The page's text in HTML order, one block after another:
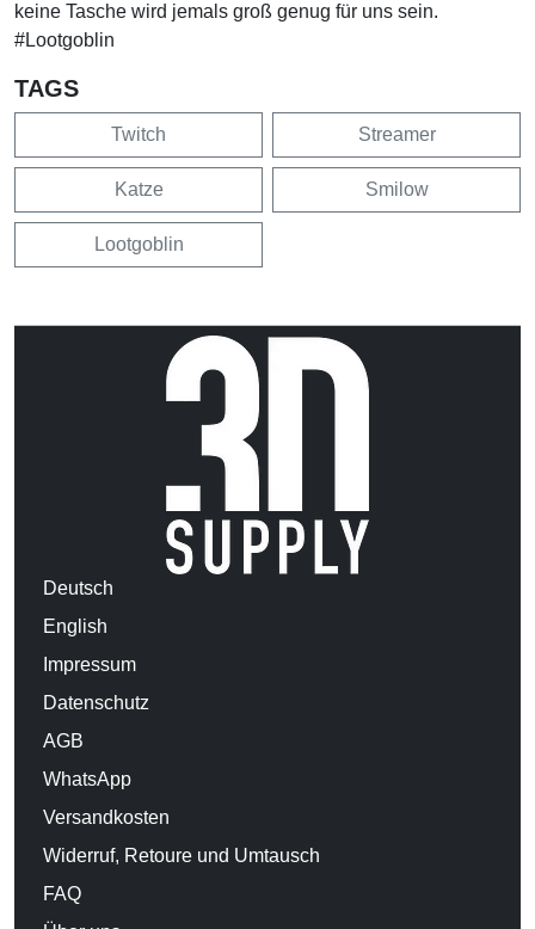
keine Tasche wird jemals groß genug für uns sein.
#Lootgoblin
TAGS
Twitch Streamer
Katze Smilow
Lootgoblin
Deutsch
English
Impressum
Datenschutz
AGB
WhatsApp
Versandkosten
Widerruf, Retoure und Umtausch
FAQ